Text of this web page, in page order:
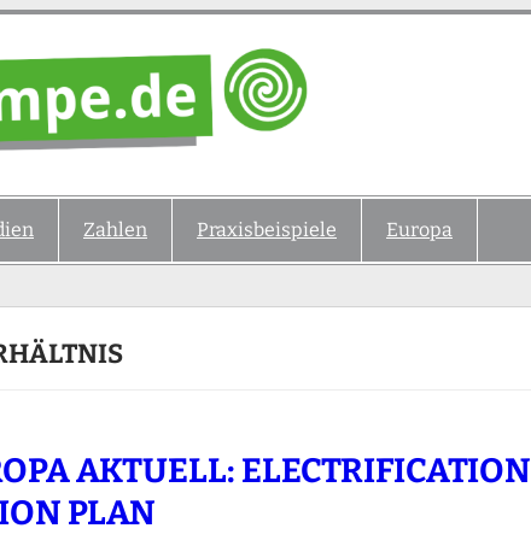
Zahlen Praxisbeispiele Europa
AKTUELL: ELECTRIFICATION
PLAN